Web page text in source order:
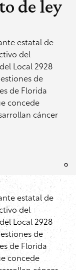
de ley
estatal de
del
Local 2928
de
de Florida
concede
cáncer
estatal de
del
Local 2928
de
de Florida
concede